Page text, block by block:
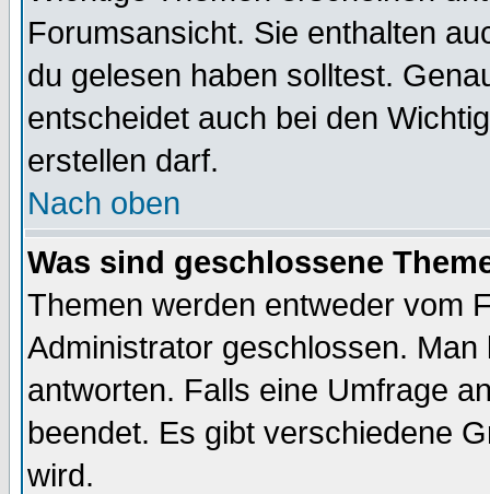
Forumsansicht. Sie enthalten
du gelesen haben solltest.
entscheidet auch bei den
erstellen darf.
Nach oben
Was sind geschlossene
Themen werden entweder vom
Administrator geschlossen.
antworten. Falls eine Umfrage
beendet. Es gibt verschiedene
wird.